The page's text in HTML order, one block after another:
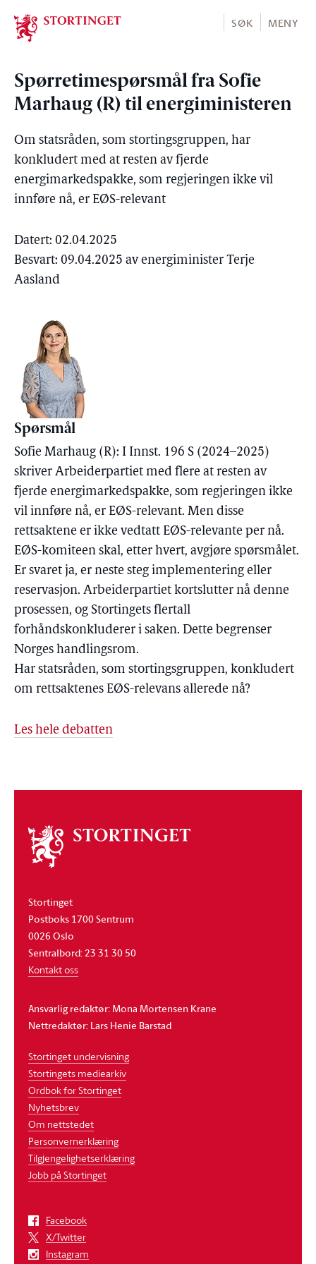
Stortinget.no
SØK MENY
Spørretimespørsmål fra Sofie
Marhaug (R) til energiministeren
Om statsråden, som stortingsgruppen, har
konkludert med at resten av fjerde
energimarkedspakke, som regjeringen ikke vil
innføre nå, er EØS-relevant
Datert: 02.04.2025
Besvart: 09.04.2025 av energiminister Terje
Aasland
Spørsmål
Sofie Marhaug (R): I Innst. 196 S (2024–2025)
skriver Arbeiderpartiet med flere at resten av
fjerde energimarkedspakke, som regjeringen ikke
vil innføre nå, er EØS-relevant. Men disse
rettsaktene er ikke vedtatt EØS-relevante per nå.
EØS-komiteen skal, etter hvert, avgjøre spørsmålet.
Er svaret ja, er neste steg implementering eller
reservasjon. Arbeiderpartiet kortslutter nå denne
prosessen, og Stortingets flertall
forhåndskonkluderer i saken. Dette begrenser
Norges handlingsrom.
Har statsråden, som stortingsgruppen, konkludert
om rettsaktenes EØS-relevans allerede nå?
Les hele debatten
Om
stortinget
Stortinget
Postboks 1700 Sentrum
0026 Oslo
Sentralbord: 23 31 30 50
Kontakt oss
Ansvarlig redaktør: Mona Mortensen Krane
Nettredaktør: Lars Henie Barstad
Stortinget undervisning
Stortingets mediearkiv
Ordbok for Stortinget
Nyhetsbrev
Om nettstedet
Personvernerklæring
Tilgjengelighetserklæring
Jobb på Stortinget
Facebook
X/Twitter
Instagram